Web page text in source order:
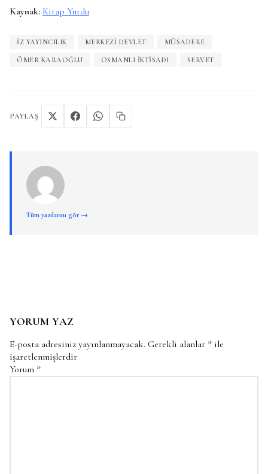
Kaynak: Kitap Yurdu
IZ YAYINCILIK MERKEZI DEVLET MÜSADERE
ÖMER KARAOĞLU OSMANLI IKTISADI SERVET
PAYLAŞ
Tüm yazılarını gör →
YORUM YAZ
E-posta adresiniz yayınlanmayacak. Gerekli alanlar * ile
işaretlenmişlerdir
Yorum *